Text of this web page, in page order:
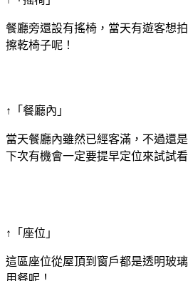
餐廳旁還設有搖椅，當天有遊客想
擦乾椅子呢！
↑「餐廳內」
當天餐廳內雖然已經客滿，不過還是
下次有機會一定要提早定位來試試
↑「座位」
這區座位從屋頂到窗戶都是透明玻
用餐呢！